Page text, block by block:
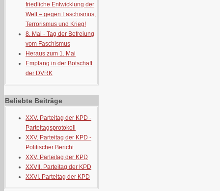
friedliche Entwicklung der
Welt – gegen Faschismus,
Terrorismus und Krieg!
8. Mai - Tag der Befreiung
vom Faschismus
Heraus zum 1. Mai
Empfang in der Botschaft
der DVRK
Beliebte Beiträge
XXV. Parteitag der KPD -
Parteitagsprotokoll
XXV. Parteitag der KPD -
Politischer Bericht
XXV. Parteitag der KPD
XXVII. Parteitag der KPD
XXVI. Parteitag der KPD